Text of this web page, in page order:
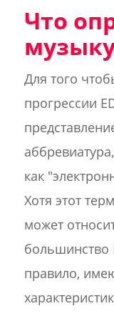
Что
Для того
прогрессии
как
Хотя этот
может
большинство
правило,